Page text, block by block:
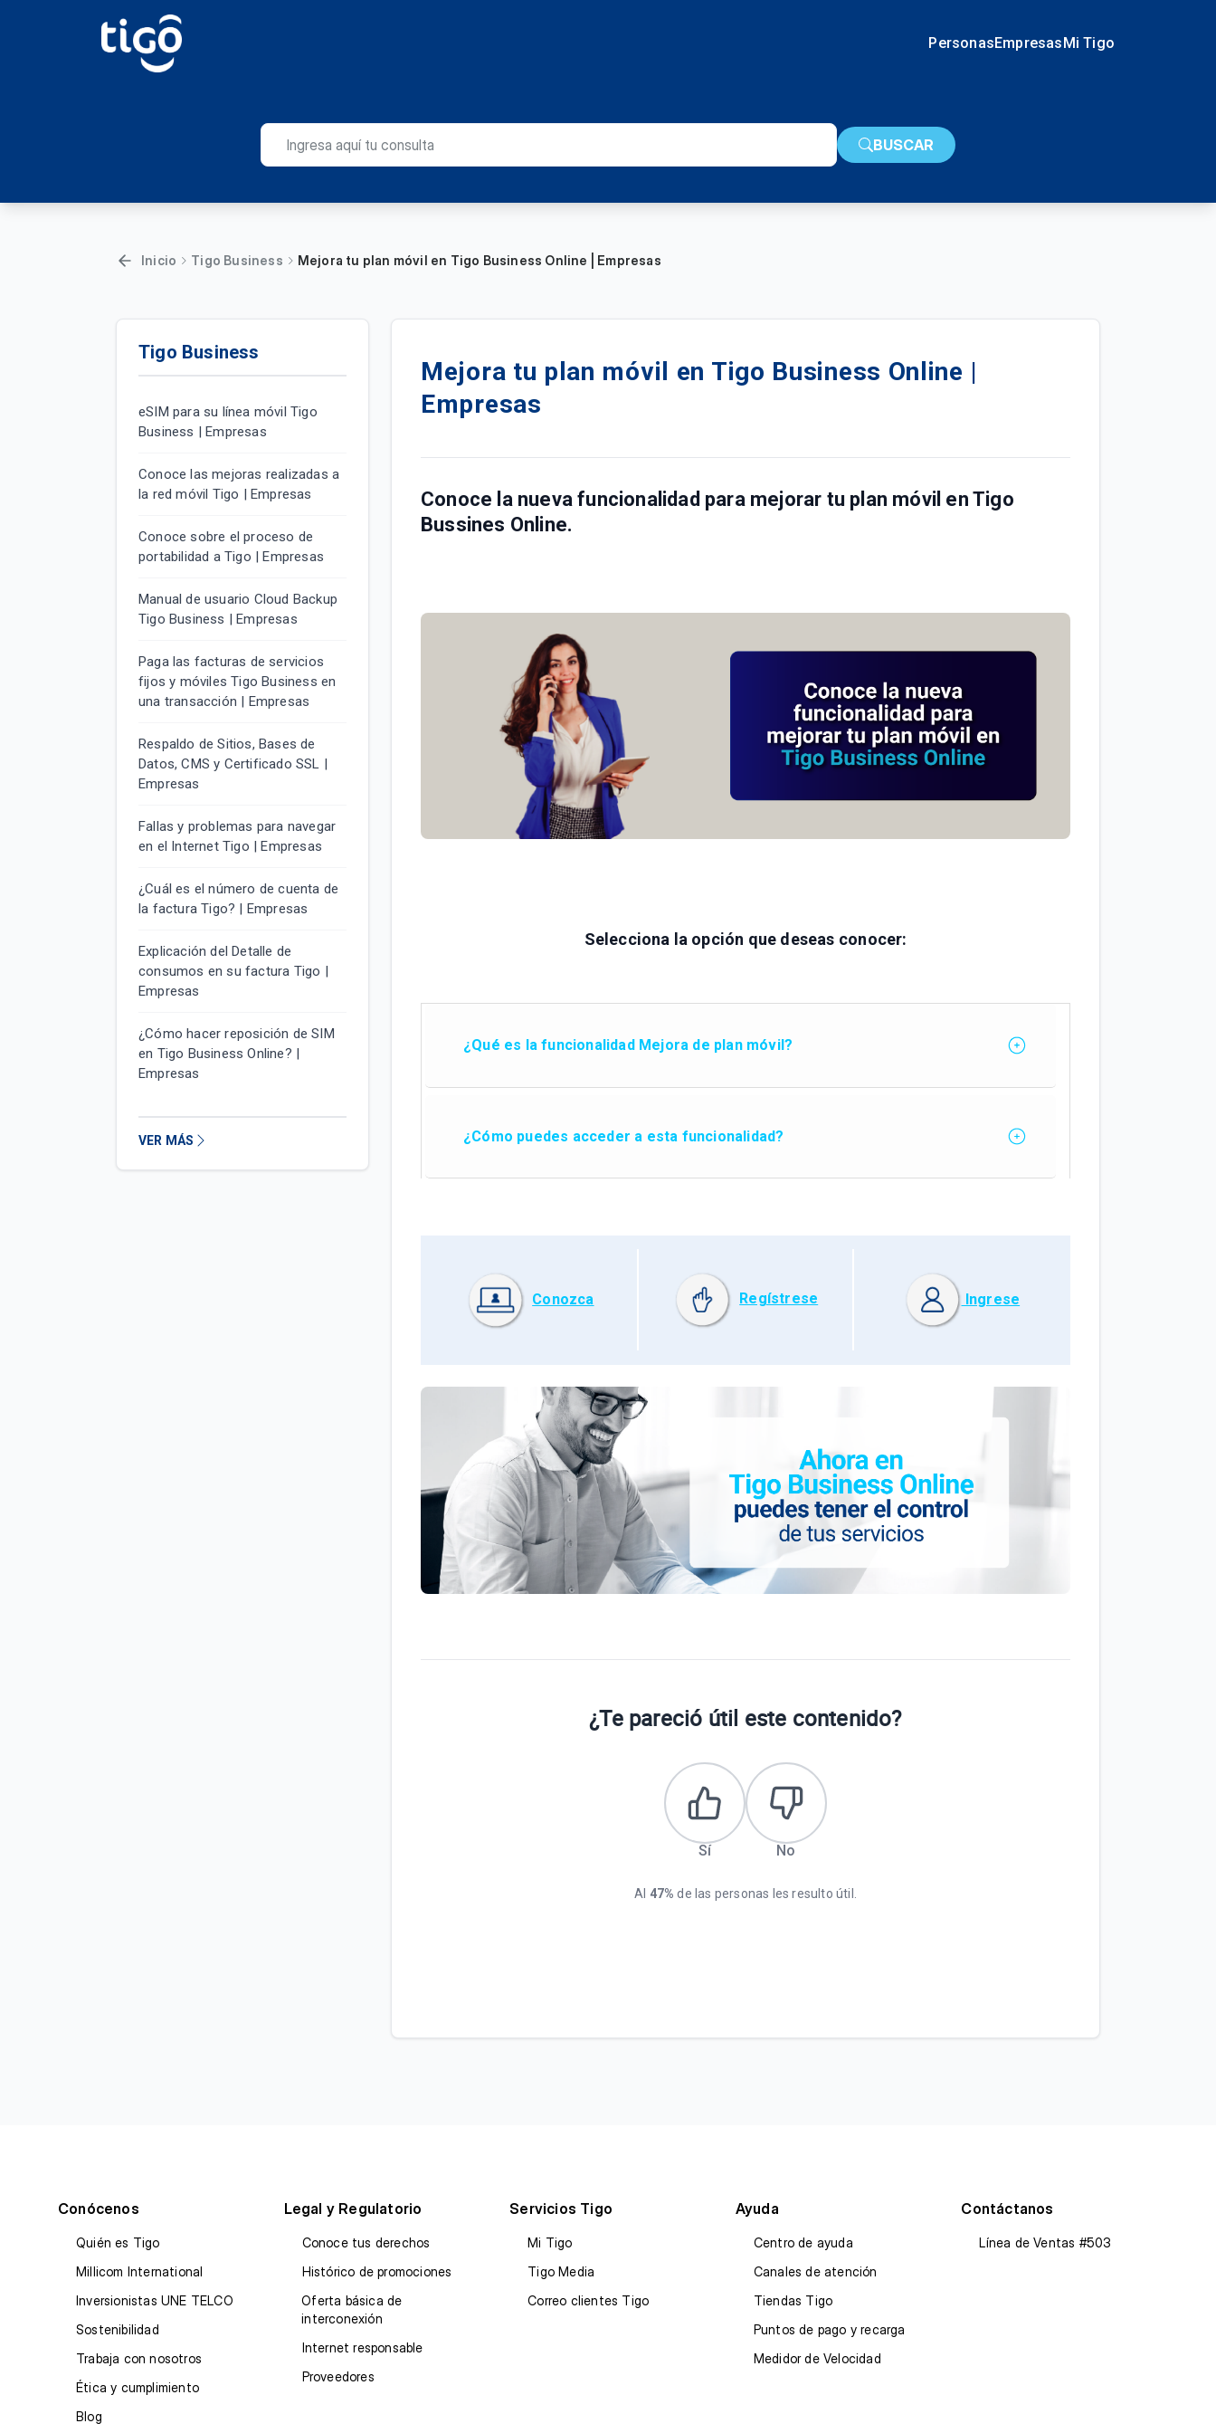
PersonasEmpresasMi Tigo
BUSCAR
Inicio Tigo Business Mejora tu plan móvil en Tigo Business Online | Empresas
Tigo Business
eSIM para su línea móvil Tigo
Business | Empresas
Conoce las mejoras realizadas a
la red móvil Tigo | Empresas
Conoce sobre el proceso de
portabilidad a Tigo | Empresas
Manual de usuario Cloud Backup
Tigo Business | Empresas
Paga las facturas de servicios
fijos y móviles Tigo Business en
una transacción | Empresas
Respaldo de Sitios, Bases de
Datos, CMS y Certificado SSL |
Empresas
Fallas y problemas para navegar
en el Internet Tigo | Empresas
¿Cuál es el número de cuenta de
la factura Tigo? | Empresas
Explicación del Detalle de
consumos en su factura Tigo |
Empresas
¿Cómo hacer reposición de SIM
en Tigo Business Online? |
Empresas
VER MÁS
Mejora tu plan móvil en Tigo Business Online |
Empresas
Conoce la nueva funcionalidad para mejorar tu plan móvil en Tigo
Bussines Online.
Selecciona la opción que deseas conocer:
¿Qué es la funcionalidad Mejora de plan móvil?
¿Cómo puedes acceder a esta funcionalidad?
Conozca Regístrese Ingrese
¿Te pareció útil este contenido?
Sí No
Al 47% de las personas les resulto útil.
Conócenos
Quién es Tigo
Millicom International
Inversionistas UNE TELCO
Sostenibilidad
Trabaja con nosotros
Ética y cumplimiento
Blog
Legal y Regulatorio
Conoce tus derechos
Histórico de promociones
Oferta básica de
interconexión
Internet responsable
Proveedores
Servicios Tigo
Mi Tigo
Tigo Media
Correo clientes Tigo
Ayuda
Centro de ayuda
Canales de atención
Tiendas Tigo
Puntos de pago y recarga
Medidor de Velocidad
Contáctanos
Línea de Ventas #503